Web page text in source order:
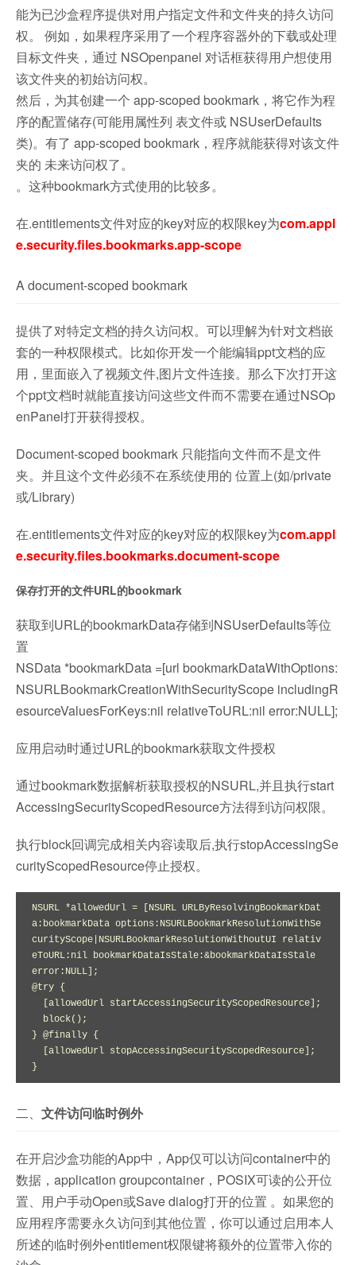
能为已沙盒程序提供对用户指定文件和文件夹的持久访问
权。 例如，如果程序采用了一个程序容器外的下载或处理
目标文件夹，通过 NSOpenpanel 对话框获得用户想使用
该文件夹的初始访问权。
然后，为其创建一个 app-scoped bookmark，将它作为程
序的配置储存(可能用属性列 表文件或 NSUserDefaults
类)。有了 app-scoped bookmark，程序就能获得对该文件
夹的 未来访问权了。
。这种bookmark方式使用的比较多。
在.entitlements文件对应的key对应的权限key为com.appl
e.security.files.bookmarks.app-scope
A document-scoped bookmark
提供了对特定文档的持久访问权。可以理解为针对文档嵌
套的一种权限模式。比如你开发一个能编辑ppt文档的应
用，里面嵌入了视频文件,图片文件连接。那么下次打开这
个ppt文档时就能直接访问这些文件而不需要在通过NSOp
enPanel打开获得授权。
Document-scoped bookmark 只能指向文件而不是文件
夹。并且这个文件必须不在系统使用的 位置上(如/private
或/Library)
在.entitlements文件对应的key对应的权限key为com.appl
e.security.files.bookmarks.document-scope
保存打开的文件URL的bookmark
获取到URL的bookmarkData存储到NSUserDefaults等位
置
NSData *bookmarkData =[url bookmarkDataWithOptions:
NSURLBookmarkCreationWithSecurityScope includingR
esourceValuesForKeys:nil relativeToURL:nil error:NULL];
应用启动时通过URL的bookmark获取文件授权
通过bookmark数据解析获取授权的NSURL,并且执行start
AccessingSecurityScopedResource方法得到访问权限。
执行block回调完成相关内容读取后,执行stopAccessingSe
curityScopedResource停止授权。
NSURL *allowedUrl = [NSURL URLByResolvingBookmarkDat
a:bookmarkData options:NSURLBookmarkResolutionWithSe
curityScope|NSURLBookmarkResolutionWithoutUI relativ
eToURL:nil bookmarkDataIsStale:&bookmarkDataIsStale
error:NULL];
@try {
} @finally {
}
二、 文件访问临时例外
在开启沙盒功能的App中 ， App仅可以访问container中的
数据 ，application groupcontainer ， POSIX可读的公开位
置 、用户手动Open或Save dialog打开的位置 。 如果您的
应用程序需要永久访问到其他位置 ， 你可以通过启用本人
所述的临时例外entitlement权限键将额外的位置带入你的